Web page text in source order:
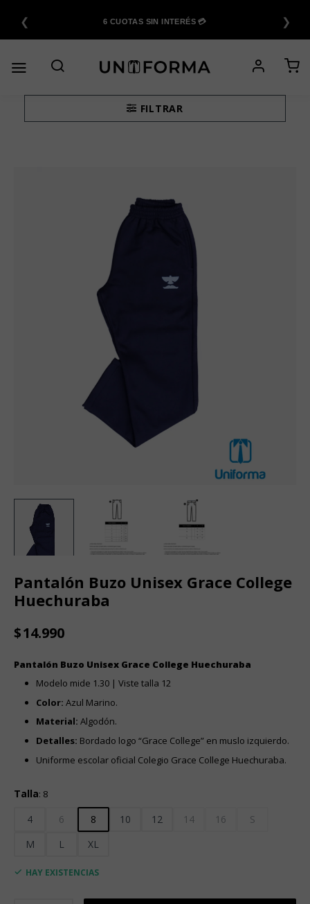
contenido
❮ 6 CUOTAS SIN INTERÉS 💳 ❯
FILTRAR
Pantalón Buzo Unisex Grace College
Huechuraba
$14.990
Pantalón Buzo Unisex Grace College Huechuraba
Modelo mide 1.30 | Viste talla 12
Color: Azul Marino.
Material: Algodón.
Detalles: Bordado logo “Grace College” en muslo izquierdo.
Uniforme escolar oficial Colegio Grace College Huechuraba.
Talla: 8
4 6 8 10 12 14 16
S
M
L XL
HAY EXISTENCIAS